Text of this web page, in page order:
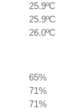
25.9ºC
25.9ºC
26.0ºC
65%
71%
71%